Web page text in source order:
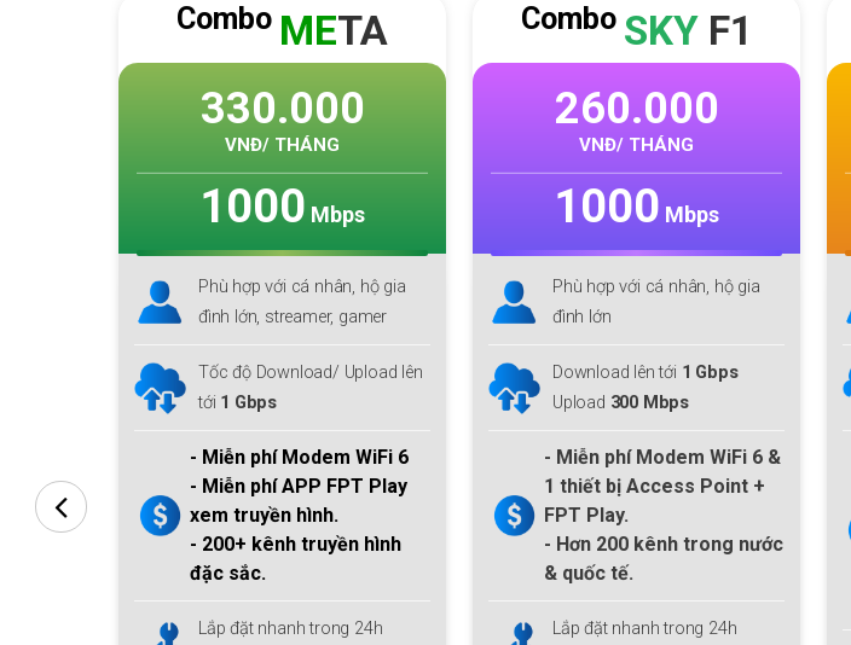
Play
ComboSKYF1
260.000
VNĐ/ THÁNG
1000 Mbps
Phù hợp với cá nhân, hộ gia
đình lớn
Download lên tới1 Gbps
Upload300 Mbps
- Miễn phí Modem WiFi 6
1 thiết bị Access Point +
FPT Play.
- Hơn200kênh trong nước
& quốc tế.
Lắp đặt nhanh trong 24h
ComboMETA F1
350.000
VNĐ/ THÁNG
1000 Mbps
Phù hợp với cá nhân, hộ gia
đình lớn, streamer, gamer
Tốc độ Download/ Upload lên
tới 1 Gbps
- Miễn phí Modem WiFi 6 +
1 Mesh WiFi 6
- Miễn phí APP
xem truyền hình.
-200+ kênh truyền hình